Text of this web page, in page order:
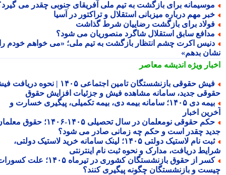
برای بازگشت به تیم ملی آفریقای جنوبی چقدر می گیرد؟
مهم درباره میزبانی استقلال و تراکتور در آسیا
برای بازگشت رضاییان شرط گذاشت
سابق استقلال شاگرد منصوریان می شود؟
اکرت چشم انتظار بازگشت به تیم ملی؛ «می خواهم خودم را
بدهم»
ویژهاندیشه معاصر
فیش حقوقی بازنشستگان تامین اجتماعی ۱۴۰۵ | نحوه دریافت فیش
جدید، سامانه مشاهده فیش و جزئیات افزایش حقوق
بیمه دی ۱۴۰۵؛ سامانه بیمه دی، بیمه تکمیلی، پیگیری خسارت و
اخبار
حکم حقوقی نومعلمان در سال تحصیلی ۱۴۰۵-۱۴۰۶؛ حقوق معلمان
چقدر است و حکم چه زمانی صادر می شود؟
ثبت نام لاستیک دولتی ۱۴۰۵؛ لینک سامانه خرید لاستیک دولتی،
دریافت، مدارک و نحوه ثبت نام اینترنتی
کسر از حقوق بازنشستگان کشوری در تیرماه ۱۴۰۵؛ علت کسورات
و بازنشستگان چگونه پیگیری کنند؟